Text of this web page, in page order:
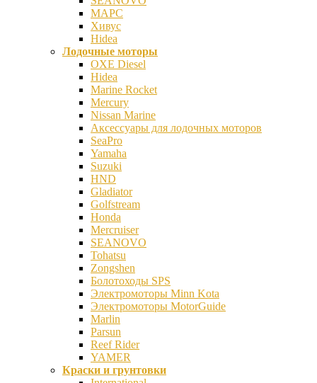
МАРС
Хивус
Hidea
Лодочные моторы
OXE Diesel
Hidea
Marine Rocket
Mercury
Nissan Marine
Аксесcуары для лодочных моторов
SeaPro
Yamaha
Suzuki
HND
Gladiator
Golfstream
Honda
Mercruiser
SEANOVO
Tohatsu
Zongshen
Болотоходы SPS
Электромоторы Minn Kota
Электромоторы MotorGuide
Marlin
Parsun
Reef Rider
YAMER
Краски и грунтовки